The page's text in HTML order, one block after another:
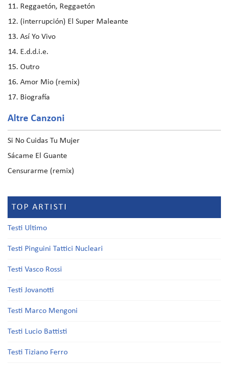
Reggaetón, Reggaetón
(interrupción) El Super Maleante
Así Yo Vivo
E.d.d.i.e.
Outro
Amor Mio (remix)
Biografía
Altre Canzoni
Si No Cuidas Tu Mujer
Sácame El Guante
Censurarme (remix)
TOP ARTISTI
Testi Ultimo
Testi Pinguini Tattici Nucleari
Testi Vasco Rossi
Testi Jovanotti
Testi Marco Mengoni
Testi Lucio Battisti
Testi Tiziano Ferro